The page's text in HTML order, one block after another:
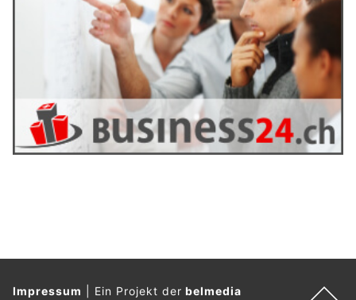
Impressum Ein Projekt derbelmedia